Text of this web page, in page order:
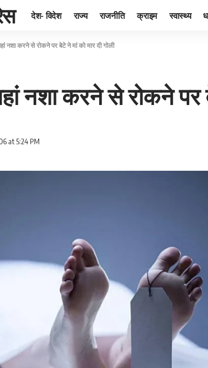
देश- विदेश राज्य राजनीति क्राइम स्वास्थ्य
नशा करने से रोकने पर बेटे ने मां को मार दी गोली
नशा करने से रोकने पर
at 5:24 PM